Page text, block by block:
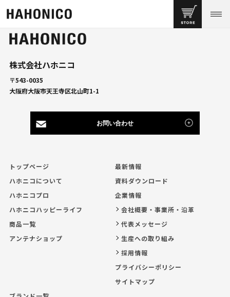
株式会社ハホニコ
〒543-0035
大阪府大阪市天王寺区北山町1-1
お問い合わせ
トップページ
ハホニコについて
ハホニコプロ
ハホニコハッピーライフ
商品一覧
アンテナショップ
最新情報
資料ダウンロード
企業情報
会社概要・事業所・沿革
代表メッセージ
生産への取り組み
採用情報
プライバシーポリシー
サイトマップ